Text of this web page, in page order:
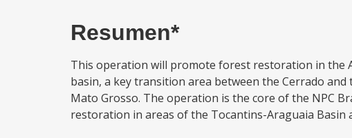
Resumen*
This operation will promote forest restoration in the
basin, a key transition area between the Cerrado
Mato Grosso. The operation is the core of the NPC
restoration in areas of the Tocantins-Araguaia Basin